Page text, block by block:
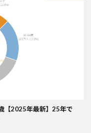
【2025年最新】25年で